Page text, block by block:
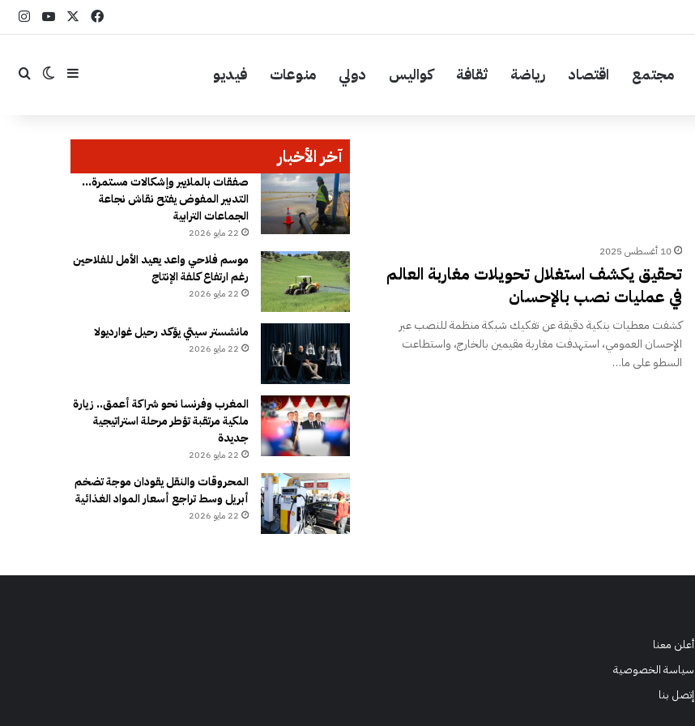
فيسبوك
مجتمع اقتصاد رياضة ثقافة كواليس دولي منوعات فيديو إضافة عمود
الوضع
10 أغسطس 2025
تحقيق يكشف استغلال تحويلات مغاربة العالم
في عمليات نصب بالإحسان
كشفت معطيات بنكية دقيقة عن تفكيك شبكة منظمة للنصب عبر
الإحسان العمومي، استهدفت مغاربة مقيمين بالخارج، واستطاعت
السطو على ما…
آخر الأخبار
صفقات بالملايير وإشكالات مستمرة…
التدبير المفوض يفتح نقاش نجاعة
الجماعات الترابية
22 مايو 2026
موسم فلاحي واعد يعيد الأمل للفلاحين
رغم ارتفاع كلفة الإنتاج
22 مايو 2026
مانشستر سيتي يؤكد رحيل غوارديولا
22 مايو 2026
المغرب وفرنسا نحو شراكة أعمق.. زيارة
ملكية مرتقبة تؤطر مرحلة استراتيجية
جديدة
22 مايو 2026
المحروقات والنقل يقودان موجة تضخم
أبريل وسط تراجع أسعار المواد الغذائية
22 مايو 2026
أعلن معنا
سياسة الخصوصية
إتصل بنا